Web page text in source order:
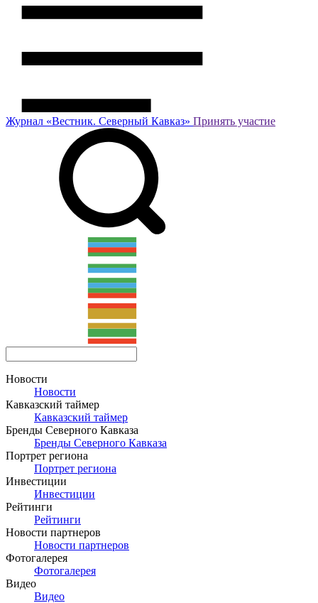
Журнал «Вестник. Северный Кавказ» Принять участие
Новости
Новости
Кавказский таймер
Кавказский таймер
Бренды Северного Кавказа
Бренды Северного Кавказа
Портрет региона
Портрет региона
Инвестиции
Инвестиции
Рейтинги
Рейтинги
Новости партнеров
Новости партнеров
Фотогалерея
Фотогалерея
Видео
Видео